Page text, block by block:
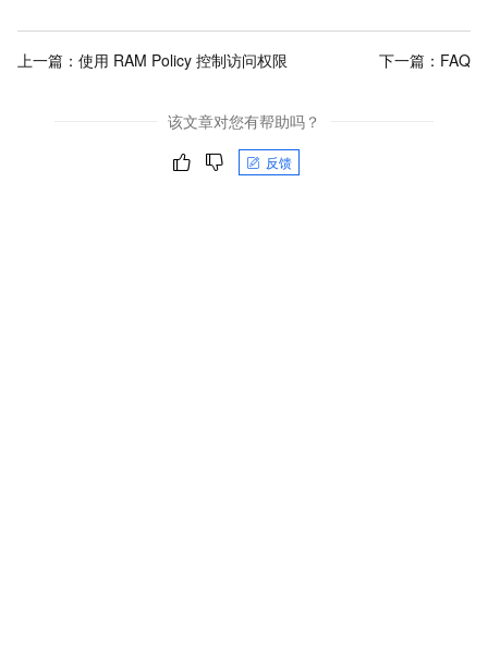
上一篇： 使用 RAM Policy 控制访问权限 下一篇： FAQ
该文章对您有帮助吗？
反馈